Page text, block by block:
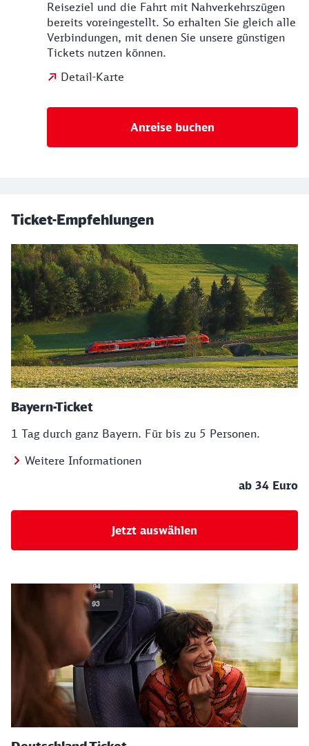
Reiseziel und die Fahrt mit Nahverkehrszügen
bereits voreingestellt. So erhalten Sie gleich alle
Verbindungen, mit denen Sie unsere günstigen
Tickets nutzen können.
Detail-Karte
Anreise buchen
Ticket-Empfehlungen
Bayern-Ticket
1 Tag durch ganz Bayern. Für bis zu 5 Personen.
Weitere Informationen
ab 34 Euro
Jetzt auswählen